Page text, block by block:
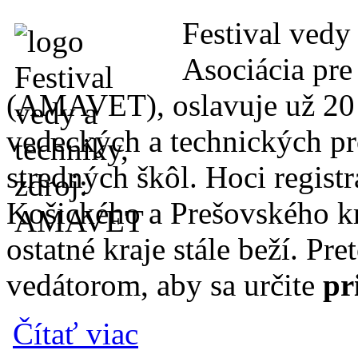
Festival
Asociácia
(AMAVET), oslavuje už
vedeckých a technických
stredných škôl. Hoci
Košického a Prešovského
ostatné kraje stále beží.
vedátorom, aby sa určite
Čítať viac